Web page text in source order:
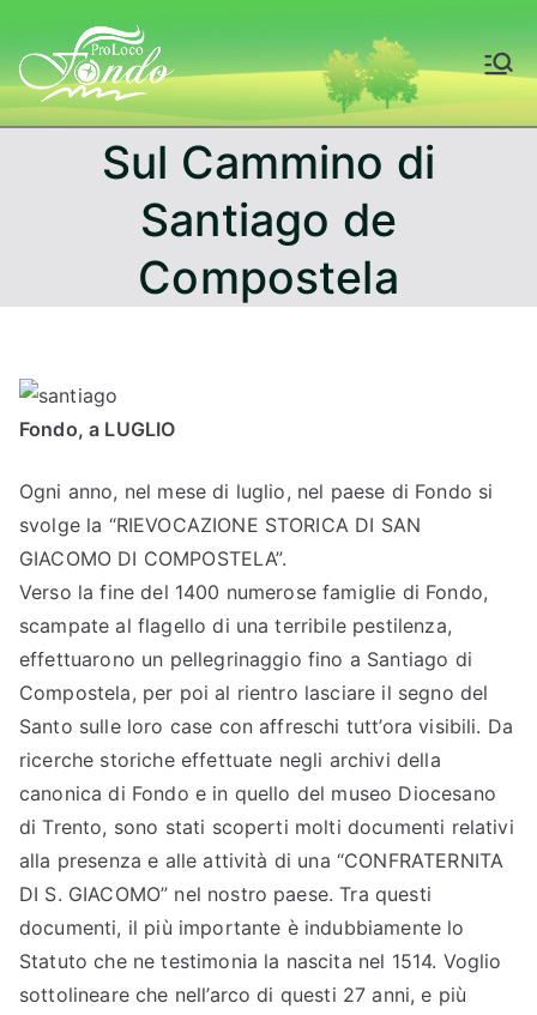
contenuto
Fondo – Val di
Non
Sul Cammino di
Santiago de
Compostela
Fondo, a LUGLIO
Ogni anno, nel mese di luglio, nel paese di Fondo si
svolge la “RIEVOCAZIONE STORICA DI SAN
GIACOMO DI COMPOSTELA”.
Verso la fine del 1400 numerose famiglie di Fondo,
scampate al flagello di una terribile pestilenza,
effettuarono un pellegrinaggio fino a Santiago di
Compostela, per poi al rientro lasciare il segno del
Santo sulle loro case con affreschi tutt’ora visibili. Da
ricerche storiche effettuate negli archivi della
canonica di Fondo e in quello del museo Diocesano
di Trento, sono stati scoperti molti documenti relativi
alla presenza e alle attività di una “CONFRATERNITA
DI S. GIACOMO” nel nostro paese. Tra questi
documenti, il più importante è indubbiamente lo
Statuto che ne testimonia la nascita nel 1514. Voglio
sottolineare che nell’arco di questi 27 anni, e più